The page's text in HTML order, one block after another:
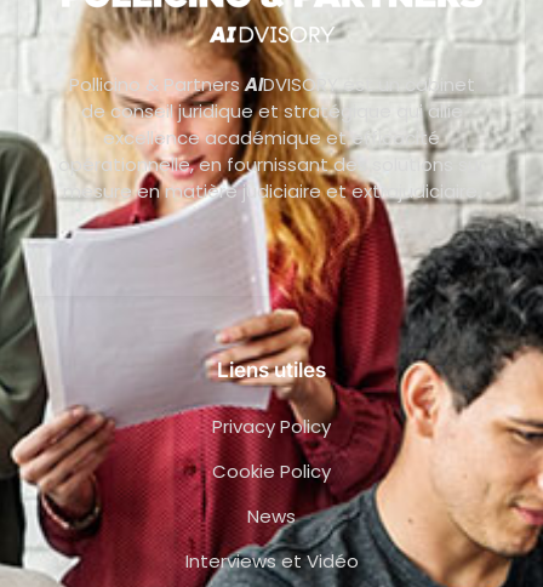
Pollicino & PartnersAIDVISORY est un cabinet
de conseil juridique et stratégique qui allie
excellence académique et efficacité
opérationnelle, en fournissant des solutions sur
mesure en matière judiciaire et extrajudiciaire.
Liens utiles
Privacy Policy
Cookie Policy
News
Interviews et Vidéo